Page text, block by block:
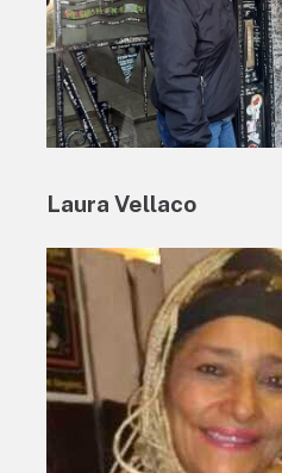
Laura Vellaco